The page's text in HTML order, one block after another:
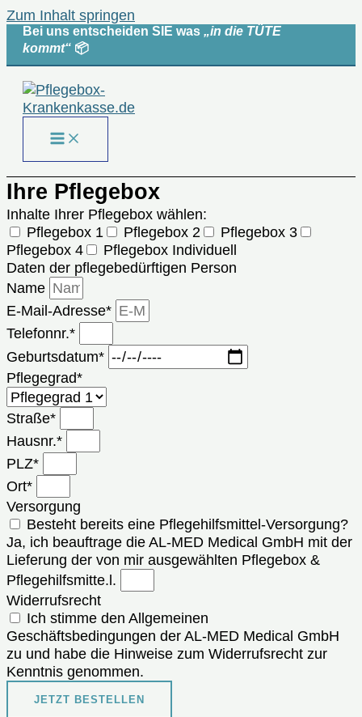
Zum Inhalt springen
Bei uns entscheiden SIE was „in die TÜTE
kommt“ 📦
Ihre Pflegebox
Inhalte Ihrer Pflegebox wählen:
Pflegebox 1
Pflegebox 2
Pflegebox 3
Pflegebox 4
Pflegebox Individuell
Daten der pflegebedürftigen Person
Name
E-Mail-Adresse*
Telefonnr.*
Geburtsdatum*
Pflegegrad*
Straße*
Hausnr.*
PLZ*
Ort*
Versorgung
Besteht bereits eine Pflegehilfsmittel-Versorgung?
Ja, ich beauftrage die AL-MED Medical GmbH mit der
Lieferung der von mir ausgewählten Pflegebox &
Pflegehilfsmitte.l.
Widerrufsrecht
Ich stimme den Allgemeinen
Geschäftsbedingungen der AL-MED Medical GmbH
zu und habe die Hinweise zum Widerrufsrecht zur
Kenntnis genommen.
JETZT BESTELLEN